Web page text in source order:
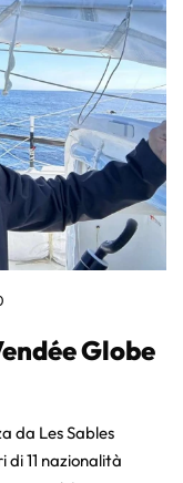
Globe
da Les Sables
11 nazionalità